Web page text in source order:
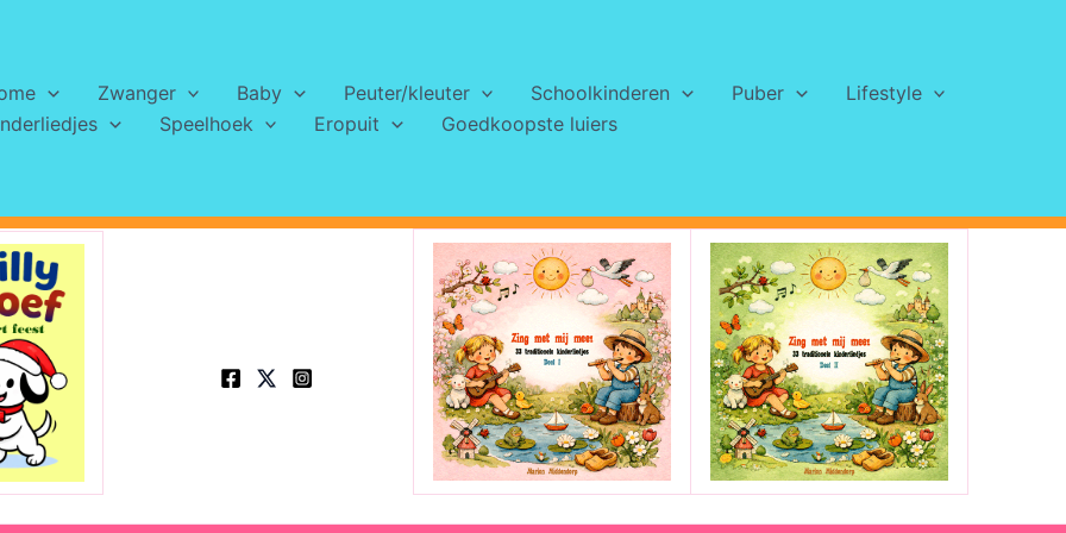
Zwanger Baby Peuter/kleuter Schoolkinderen Puber
Lifestyle
Speelhoek Eropuit Goedkoopste luiers